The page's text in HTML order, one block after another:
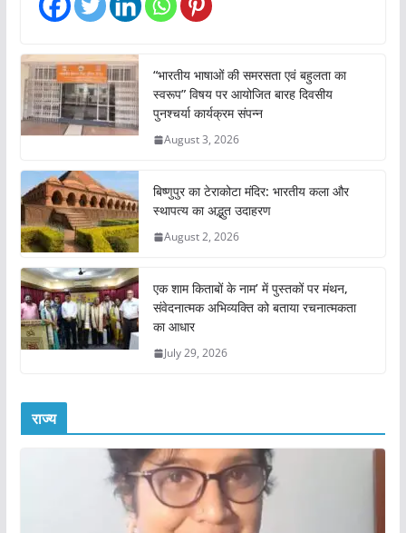
“भारतीय भाषाओं की समरसता एवं बहुलता का
स्वरूप” विषय पर आयोजित बारह दिवसीय
पुनश्चर्या कार्यक्रम संपन्न
August 3, 2026
बिष्णुपुर का टेराकोटा मंदिर: भारतीय कला और
स्थापत्य का अद्भुत उदाहरण
August 2, 2026
एक शाम किताबों के नाम’ में पुस्तकों पर मंथन,
संवेदनात्मक अभिव्यक्ति को बताया रचनात्मकता
का आधार
July 29, 2026
राज्य